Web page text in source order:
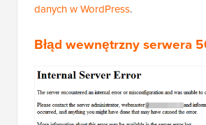
danych w WordPress.
Błąd wewnętrzny serwera